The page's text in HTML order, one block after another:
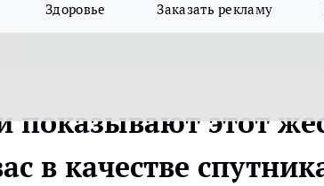
Здоровье Заказать рекламу
этот
в качестве